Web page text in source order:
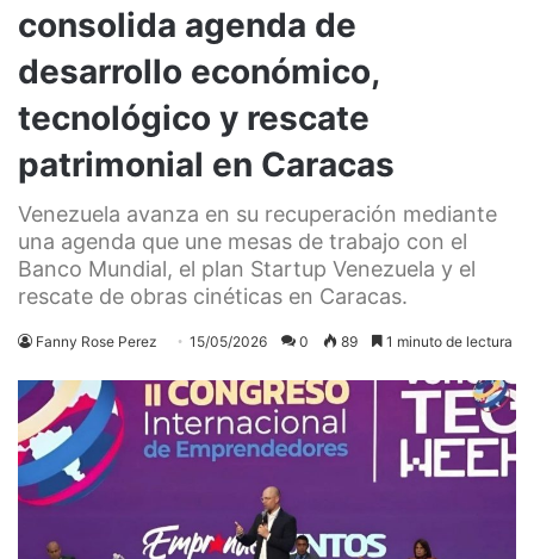
consolida agenda de
desarrollo económico,
tecnológico y rescate
patrimonial en Caracas
Venezuela avanza en su recuperación mediante
una agenda que une mesas de trabajo con el
Banco Mundial, el plan Startup Venezuela y el
rescate de obras cinéticas en Caracas.
Fanny Rose Perez 15/05/2026 0 89 1 minuto de lectura